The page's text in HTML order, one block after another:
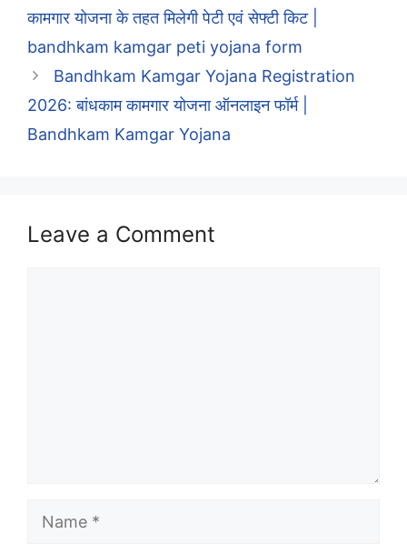
कामगार योजना के तहत मिलेगी पेटी एवं सेफ्टी किट |
bandhkam kamgar peti yojana form
Bandhkam Kamgar Yojana Registration
2026: बांधकाम कामगार योजना ऑनलाइन फॉर्म |
Bandhkam Kamgar Yojana
Leave a Comment
Name